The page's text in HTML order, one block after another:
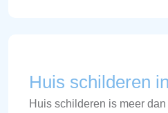
Huis schilderen
Huis schilderen is meer